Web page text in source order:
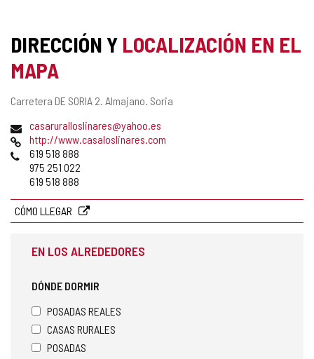
DIRECCIÓN Y LOCALIZACIÓN EN EL
MAPA
Dirección
Carretera DE SORIA 2. Almajano. Soria
Dirección
de
correo
electrónico
casaruralloslinares@yahoo.es
Página
Web
http://www.casaloslinares.com
Teléfonos
619 518 888
975 251 022
619 518 888
CÓMO LLEGAR
EN LOS ALREDEDORES
DÓNDE DORMIR
POSADAS REALES
CASAS RURALES
POSADAS